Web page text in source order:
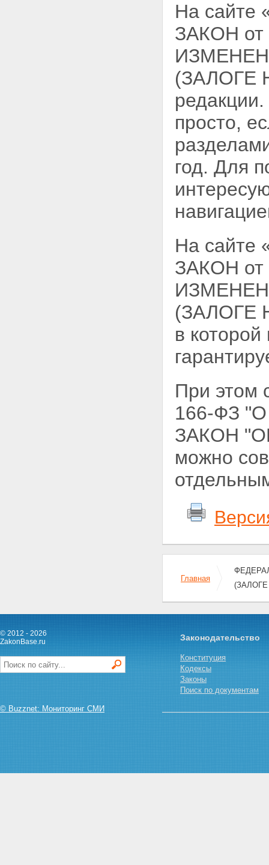
На сайте
ЗАКОН
(ЗАЛОГЕ
просто,
год. Для
На сайте
ЗАКОН
(ЗАЛОГЕ
в
При этом
166-ФЗ
ЗАКОН
можно
Главная
© 2012 - 2026
ZakonBase.ru
© Buzznet: Мониторинг СМИ
Законодательство
Конституция
Кодексы
Законы
Поиск по документам